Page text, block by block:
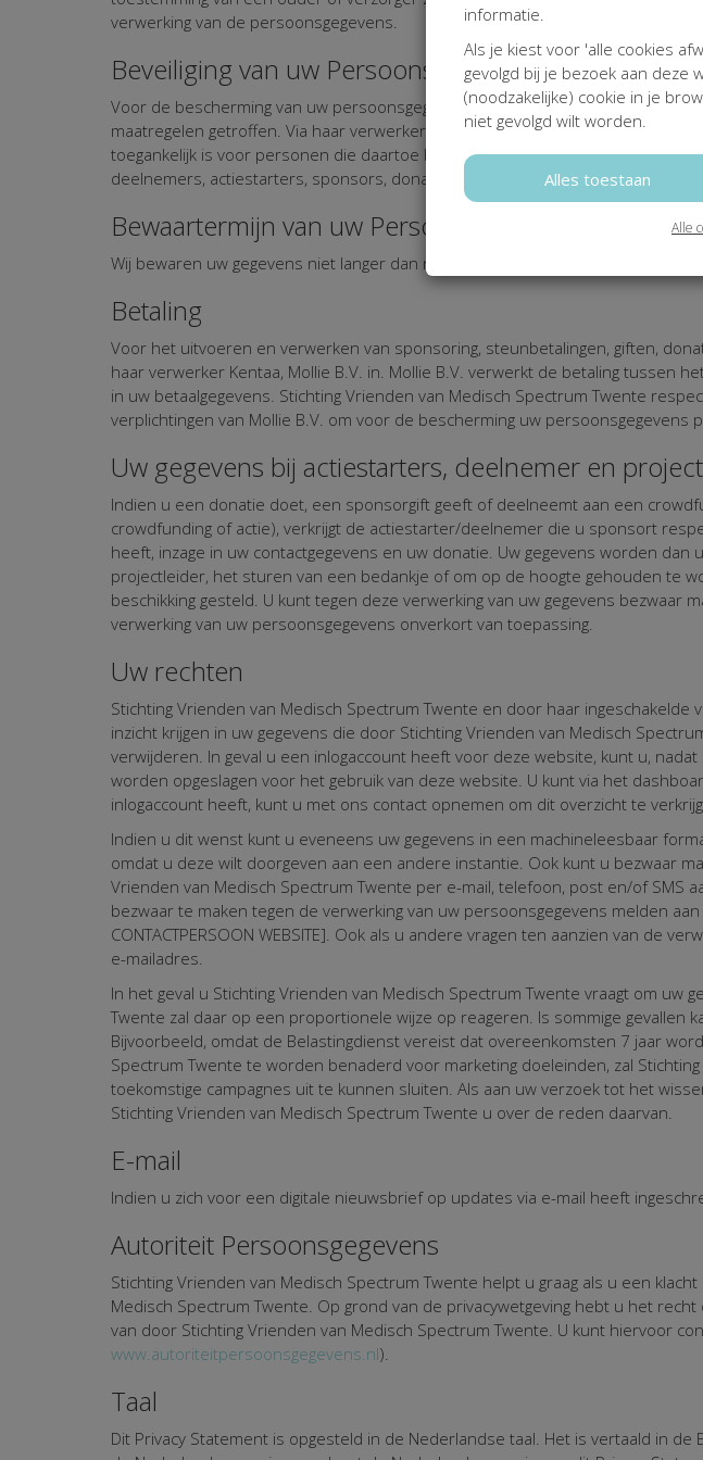
verwerking van de persoonsgegevens.
Beveiliging van uw Persoonsgegevens
Voor de bescherming van uw persoonsgegevens heeft Stichting Vrienden
maatregelen getroffen. Via haar verwerker Kentaa maakt Stichting Vrienden
toegankelijk is voor personen die daartoe bevoegd zijn. Eventuele gegevens
deelnemers, actiestarters, sponsors, donateurs, relaties, vrijwilligers,
Bewaartermijn van uw Persoonsgegevens
Wij bewaren uw gegevens niet langer dan noodzakelijk is om de in dit Privacy
Betaling
Voor het uitvoeren en verwerken van sponsoring, steunbetalingen, giften,
haar verwerker Kentaa, Mollie B.V. in. Mollie B.V. verwerkt de betaling tussen
in uw betaalgegevens. Stichting Vrienden van Medisch Spectrum Twente
verplichtingen van Mollie B.V. om voor de bescherming uw
Uw gegevens bij actiestarters, deelnemer en
Indien u een donatie doet, een sponsorgift geeft of deelneemt aan een
crowdfunding of actie), verkrijgt de actiestarter/deelnemer die u sponsort
heeft, inzage in uw contactgegevens en uw donatie. Uw gegevens worden
projectleider, het sturen van een bedankje of om op de hoogte gehouden te
beschikking gesteld. U kunt tegen deze verwerking van uw gegevens bezwaar
verwerking van uw persoonsgegevens onverkort van toepassing.
Uw rechten
Stichting Vrienden van Medisch Spectrum Twente en door haar
inzicht krijgen in uw gegevens die door Stichting Vrienden van Medisch
verwijderen. In geval u een inlogaccount heeft voor deze website, kunt u,
worden opgeslagen voor het gebruik van deze website. U kunt via het
inlogaccount heeft, kunt u met ons contact opnemen om dit overzicht te
Indien u dit wenst kunt u eveneens uw gegevens in een machineleesbaar
omdat u deze wilt doorgeven aan een andere instantie. Ook kunt u bezwaar
Vrienden van Medisch Spectrum Twente per e-mail, telefoon, post en/of
bezwaar te maken tegen de verwerking van uw persoonsgegevens melden
CONTACTPERSOON WEBSITE]. Ook als u andere vragen ten aanzien van de
e-mailadres.
In het geval u Stichting Vrienden van Medisch Spectrum Twente vraagt om uw
Twente zal daar op een proportionele wijze op reageren. Is sommige gevallen
Bijvoorbeeld, omdat de Belastingdienst vereist dat overeenkomsten 7 jaar
Spectrum Twente te worden benaderd voor marketing doeleinden, zal
toekomstige campagnes uit te kunnen sluiten. Als aan uw verzoek tot het
Stichting Vrienden van Medisch Spectrum Twente u over de reden daarvan.
E-mail
Indien u zich voor een digitale nieuwsbrief op updates via e-mail heeft
Autoriteit Persoonsgegevens
Stichting Vrienden van Medisch Spectrum Twente helpt u graag als u een
Medisch Spectrum Twente. Op grond van de privacywetgeving hebt u het
van door Stichting Vrienden van Medisch Spectrum Twente. U kunt hiervoor
www.autoriteitpersoonsgegevens.nl).
Taal
Dit Privacy Statement is opgesteld in de Nederlandse taal. Het is vertaald in
informatie.
Als je kiest voor 'alle cookies
gevolgd bij je bezoek aan deze
(noodzakelijke) cookie in je
niet gevolgd wilt worden.
Alles toestaan
Alle